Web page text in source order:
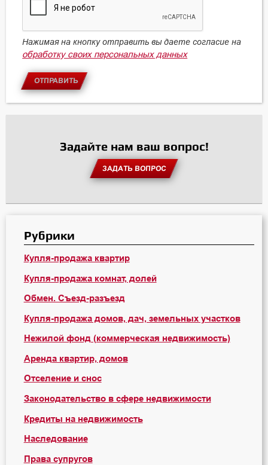
Нажимая на кнопку отправить вы даете согласие на
обработку своих персональных данных
ОТПРАВИТЬ
Задайте нам ваш вопрос!
ЗАДАТЬ ВОПРОС
Рубрики
Купля-продажа квартир
Купля-продажа комнат, долей
Обмен. Съезд-разъезд
Купля-продажа домов, дач, земельных участков
Нежилой фонд (коммерческая недвижимость)
Аренда квартир, домов
Отселение и снос
Законодательство в сфере недвижимости
Кредиты на недвижимость
Наследование
Права супругов